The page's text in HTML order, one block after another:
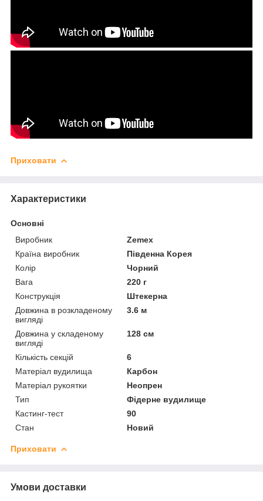
Приховати
Характеристики
Основні
Виробник
Zemex
Країна виробник
Південна Корея
Колір
Чорний
Вага
220 г
Конструкція
Штекерна
Довжина в розкладеному
вигляді
3.6 м
Довжина у складеному
вигляді
128 см
Кількість секцій
6
Матеріал вудилища
Карбон
Матеріал рукоятки
Неопрен
Тип
Фідерне вудилище
Кастинг-тест
90
Стан
Новий
Приховати
Умови доставки